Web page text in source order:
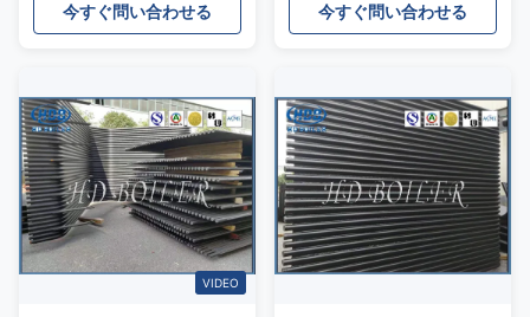
今すぐ問い合わせる 今すぐ問い合わせる
VIDEO